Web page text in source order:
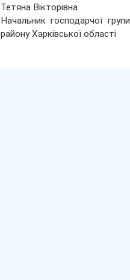
Тетяна Вікторівна
Начальник господарчої
району Харківської області